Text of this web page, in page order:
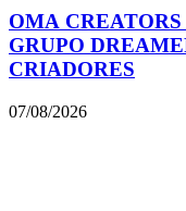
OMA
GRUPO
CRIADORES
07/08/2026